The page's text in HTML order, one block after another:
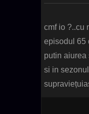
cmf io ?..cu
episodul 65
putin aiurea
si in